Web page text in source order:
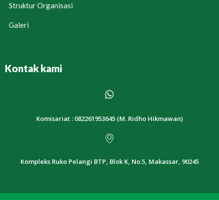
Struktur Organisasi
Galeri
Kontak kami
Komisariat : 082261953645 (M. Ridho Hikmawan)
Kompleks Ruko Pelangi BTP, Blok K, No.5, Makassar, 90245